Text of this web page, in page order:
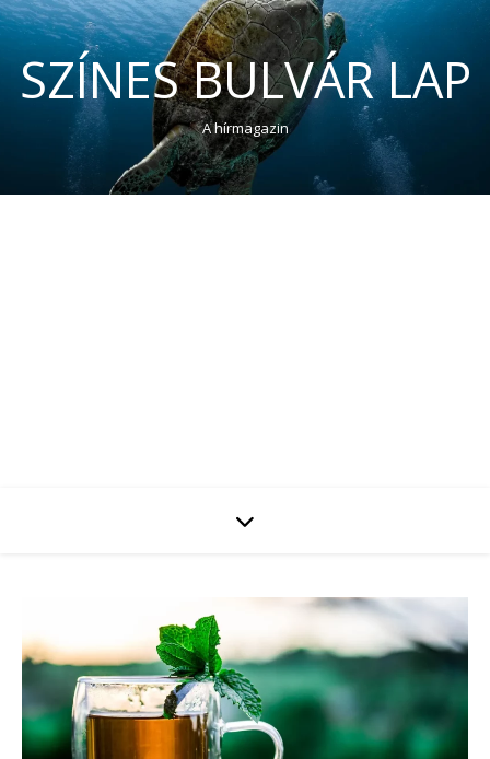
SZÍNES BULVÁR LAP
A hírmagazin